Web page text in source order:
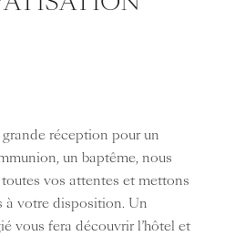
réception pour un
un baptême, nous
vos attentes et mettons
à votre disposition. Un
vous fera découvrir l’hôtel et